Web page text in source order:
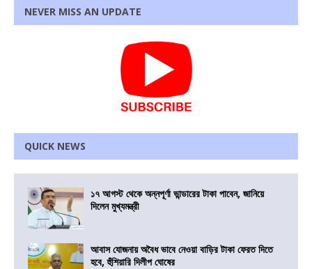
NEVER MISS AN UPDATE
QUICK NEWS
১৭ আগস্ট থেকে অন্নপূর্ণা ভান্ডারের টাকা পাবেন, জানিয়ে
দিলেন মুখ্যমন্ত্রী
আবাস যোজনায় অবৈধ ভাবে নেওয়া বাড়ির টাকা ফেরত দিতে
হবে, হুঁশিয়ারি দিলীপ ঘোষের